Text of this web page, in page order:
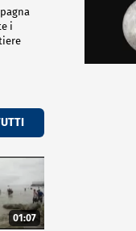
i
01:07